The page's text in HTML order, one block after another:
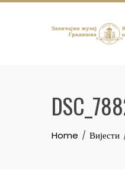
Skip
Home Вијести